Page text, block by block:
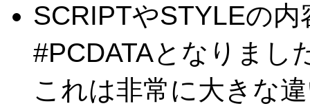
SCRIPTやSTYLEの
#PCDATAとなりまし
これは非常に大きな